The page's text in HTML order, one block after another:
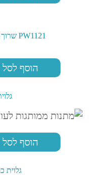
PW1121 שרוך נשיאה ארוך לטלפון
הוסף
הוסף
גלוית